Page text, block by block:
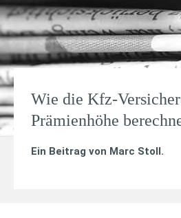
Wie die Kfz-
Prämienhöhe
Ein Beitrag von Marc Stoll.